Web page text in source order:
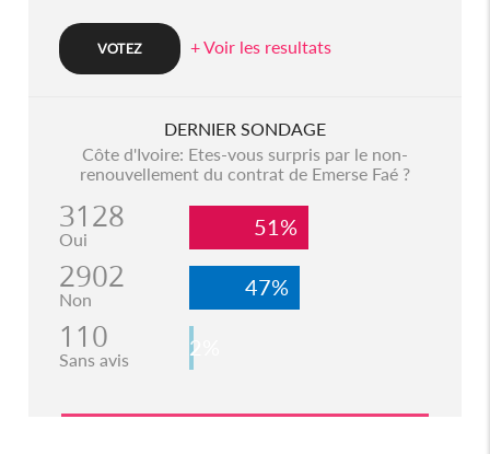
+ Voir les resultats
DERNIER SONDAGE
Côte d'Ivoire: Etes-vous surpris par le non-
renouvellement du contrat de Emerse Faé ?
3128
Oui 51%
2902
Non 47%
110
Sans avis 2%